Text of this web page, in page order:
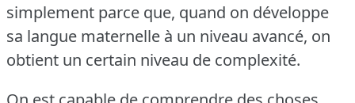
simplement parce que, quand on développe
sa langue maternelle à un niveau avancé, on
obtient un certain niveau de complexité.